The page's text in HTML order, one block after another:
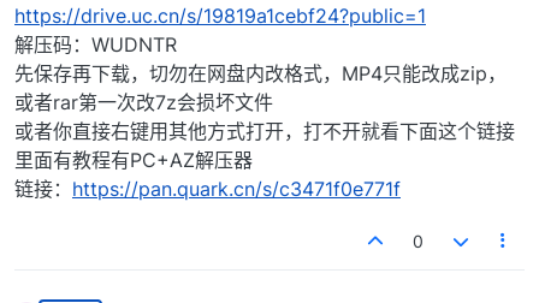
https://drive.uc.cn/s/19819a1cebf24?public=1
解压码：WUDNTR
先保存再下载，切勿在网盘内改格式，MP4只能改成zip，
或者rar第一次改7z会损坏文件
或者你直接右键用其他方式打开，打不开就看下面这个链接
里面有教程有PC+AZ解压器
链接： https://pan.quark.cn/s/c3471f0e771f
0